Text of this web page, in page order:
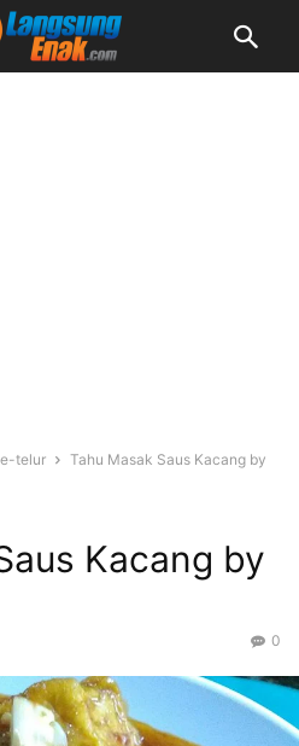
telur
Tahu Masak Saus Kacang by
Kacang by
0